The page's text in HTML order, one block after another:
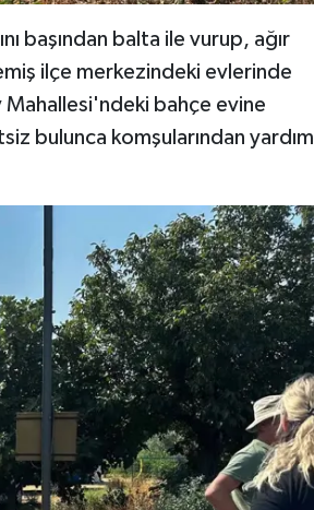
başından balta ile vurup, ağır
ilçe merkezindeki evlerinde
bahçe evine
bulunca komşularından yardım